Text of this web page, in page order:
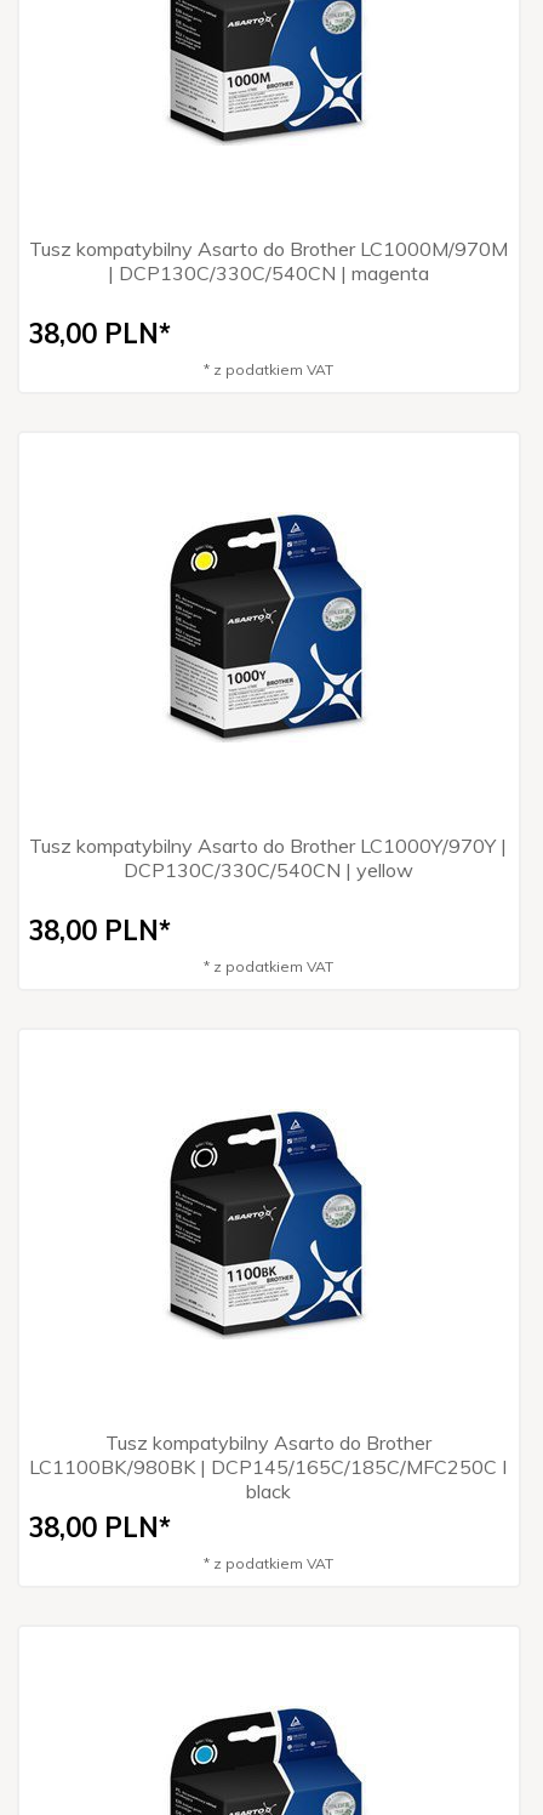
Tusz kompatybilny Asarto do Brother LC1000M/970M
| DCP130C/330C/540CN | magenta
38,00 PLN*
* z podatkiem VAT
Tusz kompatybilny Asarto do Brother LC1000Y/970Y |
DCP130C/330C/540CN | yellow
38,00 PLN*
* z podatkiem VAT
Tusz kompatybilny Asarto do Brother
LC1100BK/980BK | DCP145/165C/185C/MFC250C I
black
38,00 PLN*
* z podatkiem VAT